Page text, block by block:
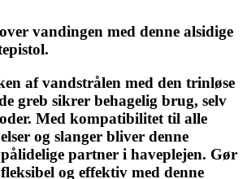
vandingen med denne alsidige
af vandstrålen med den trinløse
greb sikrer behagelig brug, selv
Med kompatibilitet til alle
og slanger bliver denne
partner i haveplejen. Gør
og effektiv med denne